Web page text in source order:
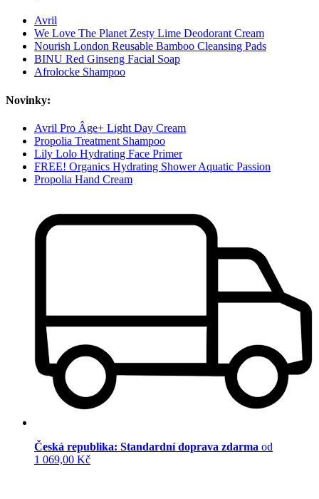
Avril
We Love The Planet Zesty Lime Deodorant Cream
Nourish London Reusable Bamboo Cleansing Pads
BINU Red Ginseng Facial Soap
Afrolocke Shampoo
Novinky:
Avril Pro Âge+ Light Day Cream
Propolia Treatment Shampoo
Lily Lolo Hydrating Face Primer
FREE! Organics Hydrating Shower Aquatic Passion
Propolia Hand Cream
Česká republika: Standardní doprava zdarma od
1 069,00 Kč